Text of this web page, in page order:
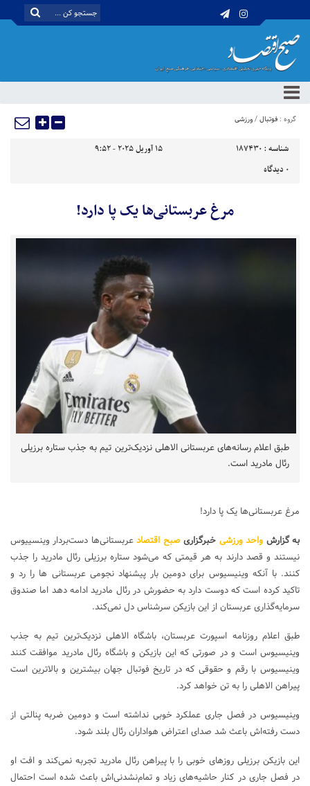
گروه : فوتبال/ورزشی
شناسه : 187430
15 آوریل 2025 - 9:52
0 دیدگاه
مرغ عربستانی‌ها یک پا دارد!
طبق اعلام رسانه‌های عربستانی الاهلی نزدیک‌ترین تیم به جذب ستاره برزیلی
رئال مادرید است.
مرغ عربستانی‌ها یک پا دارد!
به گزارش واحد ورزشی خبرگزاریصبح اقتصادعربستانی‌ها دست‌بردار وینسییوس
نیستند و قصد دارند به هر قیمتی که می‌شود ستاره برزیلی رئال مادرید را جذب
کنند. با آنکه وینیسیوس برای دومین بار پیشنهاد نجومی عربستانی ها را رد و
تاکید کرده است که دوست دارد به حضورش در رئال مادرید ادامه دهد اما صندوق
سرمایه‌گذاری عربستان از این بازیکن سرشناس دل نمی‌کند.
طبق اعلام روزنامه اسپورت عربستان، باشگاه الاهلی نزدیک‌ترین تیم به جذب
وینیسیوس است و در صورتی که این بازیکن و باشگاه رئال مادرید موافقت کنند
وینیسیوس با رقم و حقوقی که در تاریخ فوتبال جهان بیشترین و بالاترین است
پیراهن الاهلی را به تن خواهد کرد.
وینیسیوس در فصل جاری عملکرد خوبی نداشته است و دومین ضربه پنالتی‌ از
دست رفته‌اش باعث شد صدای اعتراض هواداران رئال بلند شود.
این بازیکن برزیلی روزهای خوبی را با پیراهن رئال مادرید تجربه نمی‌کند و افت او
در فصل جاری در کنار حاشیه‌های زیاد و تمام‌نشدنی‌اش باعث شده است احتمال